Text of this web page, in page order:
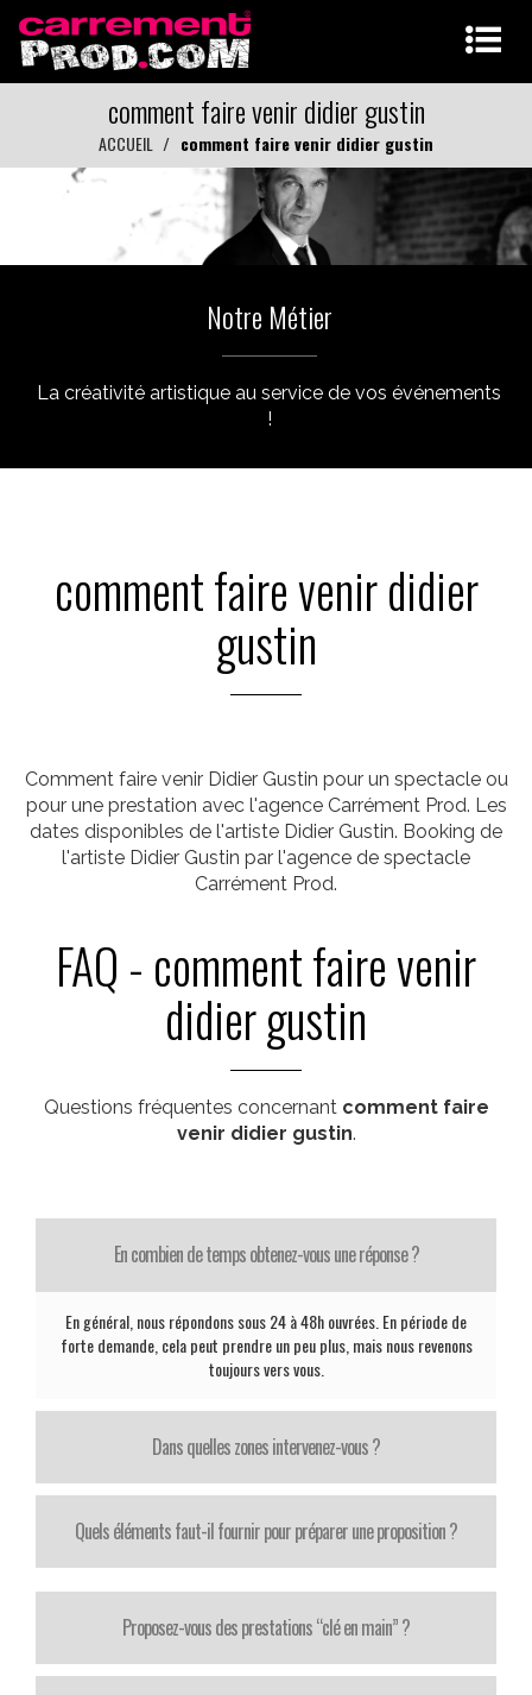
comment faire venir didier gustin
ACCUEIL comment faire venir didier gustin
Notre Métier
La créativité artistique au service de vos événements
!
comment faire venir didier
gustin
Comment faire venir Didier Gustin pour un spectacle ou
pour une prestation avec l'agence Carrément Prod. Les
dates disponibles de l'artiste Didier Gustin. Booking de
l'artiste Didier Gustin par l'agence de spectacle
Carrément Prod.
FAQ - comment faire venir
didier gustin
Questions fréquentes concernant comment faire
venir didier gustin.
En combien de temps obtenez-vous une réponse ?
En général, nous répondons sous 24 à 48h ouvrées. En période de
forte demande, cela peut prendre un peu plus, mais nous revenons
toujours vers vous.
Dans quelles zones intervenez-vous ?
Quels éléments faut-il fournir pour préparer une proposition ?
Proposez-vous des prestations “clé en main” ?